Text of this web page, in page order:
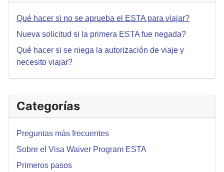
Categorías
Preguntas más frecuentes
Sobre el Visa Waiver Program ESTA
Primeros pasos
Qué hacer si no se aprueba el ESTA para viajar?
Nueva solicitud si la primera ESTA fue negada?
Qué hacer si se niega la autorización de viaje y
necesito viajar?